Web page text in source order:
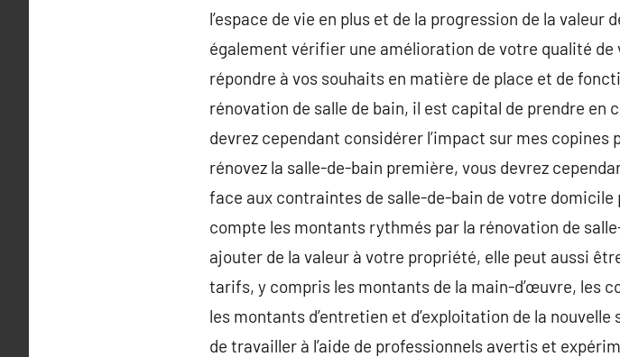
l’espace de vie en plus et de la progression de la
également vérifier une amélioration de votre qualité
répondre à vos souhaits en matière de place et de
rénovation de salle de bain, il est capital de prendre
devrez cependant considérer l’impact sur mes
rénovez la salle-de-bain première, vous devrez
face aux contraintes de salle-de-bain de votre
compte les montants rythmés par la rénovation de
ajouter de la valeur à votre propriété, elle peut aussi
tarifs, y compris les montants de la main-d’œuvre, les
les montants d’entretien et d’exploitation de la
de travailler à l’aide de professionnels avertis et